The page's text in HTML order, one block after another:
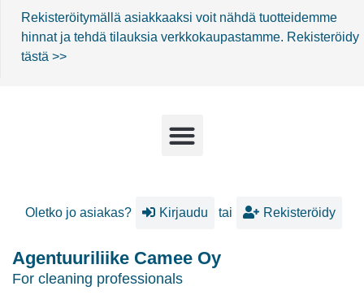
Rekisteröitymällä asiakkaaksi voit nähdä tuotteidemme
hinnat ja tehdä tilauksia verkkokaupastamme. Rekisteröidy
tästä >>
Oletko jo asiakas? Kirjaudu tai Rekisteröidy
Agentuuriliike Camee Oy
For cleaning professionals